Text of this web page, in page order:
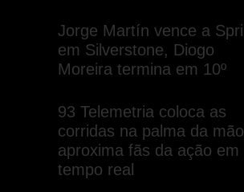
Jorge Martín vence a
em Silverstone, Diogo
Moreira termina em 10º
93 Telemetria coloca as
corridas na palma da
aproxima fãs da ação em
tempo real